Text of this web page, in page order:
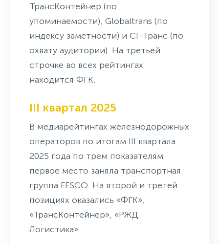
ТрансКонтейнер (по
упоминаемости), Globaltrans (по
индексу заметности) и СГ-Транс (по
охвату аудитории). На третьей
строчке во всех рейтингах
находится ФГК.
III квартал 2025
В медиарейтингах железнодорожных
операторов по итогам III квартала
2025 года по трем показателям
первое место заняла транспортная
группа FESCO. На второй и третей
позициях оказались «ФГК»,
«ТрансКонтейнер», «РЖД
Логистика».